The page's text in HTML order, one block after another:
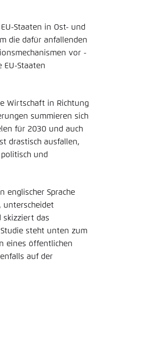
Staaten in Ost- und
die dafür anfallenden
vor -
EU-Staaten
Wirtschaft in Richtung
summieren sich
für 2030 und auch
drastisch ausfallen,
und
englischer Sprache
unterscheidet
skizziert das
steht unten zum
eines öffentlichen
auf der